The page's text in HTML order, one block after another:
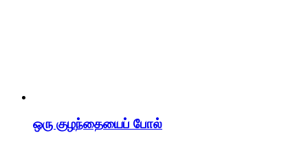
ஒரு குழந்தையைப் போல்